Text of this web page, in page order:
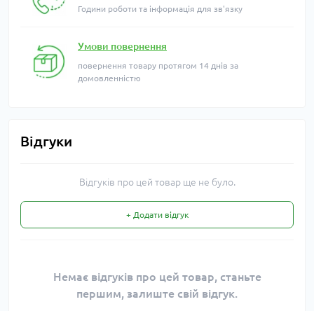
Години роботи та інформація для зв'язку
Умови повернення
повернення товару протягом 14 днів за
домовленністю
Відгуки
Відгуків про цей товар ще не було.
+ Додати відгук
Немає відгуків про цей товар, станьте
першим, залиште свій відгук.